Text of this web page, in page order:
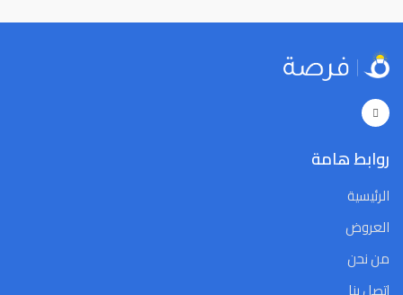
روابط هامة
الرئيسية
العروض
من نحن